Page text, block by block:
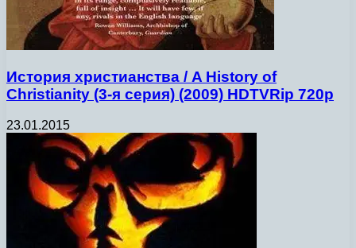
История христианства / A History of
Christianity (3-я серия) (2009) HDTVRip 720p
23.01.2015